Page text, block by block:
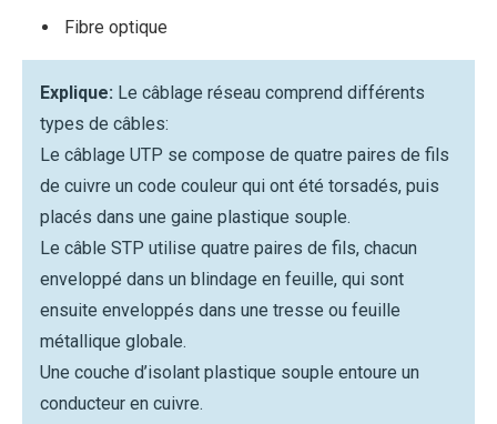
Fibre optique
Explique: Le câblage réseau comprend différents
types de câbles:
Le câblage UTP se compose de quatre paires de fils
de cuivre un code couleur qui ont été torsadés, puis
placés dans une gaine plastique souple.
Le câble STP utilise quatre paires de fils, chacun
enveloppé dans un blindage en feuille, qui sont
ensuite enveloppés dans une tresse ou feuille
métallique globale.
Une couche d’isolant plastique souple entoure un
conducteur en cuivre.